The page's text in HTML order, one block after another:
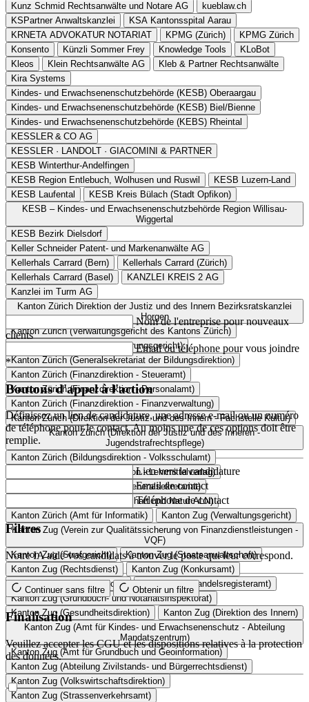
Kunz Schmid Rechtsanwälte und Notare AG
kueblaw.ch
KSPartner Anwaltskanzlei
KSA Kantonsspital Aarau
KRNETA ADVOKATUR NOTARIAT
KPMG (Zürich)
KPMG Zürich
Konsento
Künzli Sommer Frey Knowledge Tools
KLoBot
Kleos
Klein Rechtsanwälte AG
Kleb & Partner Rechtsanwälte
Kira Systems
Kindes- und Erwachsenenschutzbehörde (KESB) Oberaargau
Kindes- und Erwachsenenschutzbehörde (KESB) Biel/Bienne
Kindes- und Erwachsenenschutzbehörde (KEBS) Rheintal
KESSLER & CO AG
KESSLER · LANDOLT · GIACOMINI & PARTNER
KESB Winterthur-Andelfingen
KESB Region Entlebuch, Wolhusen und Ruswil
KESB Luzern-Land
KESB Laufental
KESB Kreis Bülach (Stadt Opfikon)
KESB – Kindes- und Erwachsenenschutzbehörde Region Willisau-
Wiggertal
KESB Bezirk Dielsdorf
Keller Schneider Patent- und Markenanwälte AG
Kellerhals Carrard (Bern)
Kellerhals Carrard (Zürich)
Kellerhals Carrard (Basel)
KANZLEI KREIS 2 AG
Kanzlei im Turm AG
Kanton Zürich Direktion der Justiz und des Innern Bezirksratskanzlei
Horgen
Kanton Zürich (Verwaltungsgericht des Kantons Zürich)
Kanton Zürich (Sozialversicherungsgericht)
Kanton Zürich (Generalsekretariat der Bildungsdirektion)
Kanton Zürich (Finanzdirektion - Steueramt)
Kanton Zürich (Finanzdirektion - Personalamt)
Kanton Zürich (Finanzdirektion - Finanzverwaltung)
Kanton Zürich (Direktion der Justiz und des Innern - Fachstelle Kultur)
Kanton Zürich (Direktion der Justiz und des Inneren -
Jugendstrafrechtspflege)
Kanton Zürich (Bildungsdirektion - Volksschulamt)
Kanton Zürich (Bildungsdirektion - Lehrmittelverlag)
Kanton Zürich (Baudirektion Generalsekretariat)
Kanton Zürich (Amt für Landschaft und Natur ALN)
Kanton Zürich (Amt für Informatik)
Kanton Zug (Verwaltungsgericht)
Kanton Zug (Verein zur Qualitätssicherung von Finanzdienstleistungen -
VQF)
Kanton Zug (Strafgericht)
Kanton Zug (Staatsanwaltschaft)
Kanton Zug (Rechtsdienst)
Kanton Zug (Konkursamt)
Kanton Zug (Kantonsgericht)
Kanton Zug (Handelsregisteramt)
Kanton Zug (Grundbuch- und Notariatsinspektorat)
Kanton Zug (Gesundheitsdirektion)
Kanton Zug (Direktion des Innern)
Kanton Zug (Amt für Kindes- und Erwachsenenschutz - Abteilung
Mandatszentrum)
Kanton Zug (Amt für Grundbuch und Geoinformation)
Kanton Zug (Abteilung Zivilstands- und Bürgerrechtsdienst)
Kanton Zug (Volkswirtschaftsdirektion)
Kanton Zug (Strassenverkehrsamt)
Nom de l'entreprise pour nouveaux
clients
Email ou téléphone pour vous joindre
*
Boutons d'appel à l'action
Définissez un lien de candidature, une adresse e-mail ou un numéro
de téléphone pour le contact. Au moins une de ces options doit être
remplie.
Lien vers la candidature
Email de contact
Téléphone de contact
Filtres
Notre IA aide vos candidats à trouver le poste qui leur correspond.
Continuer sans filtre Obtenir un filtre
Finalisation
Veuillez accepter les CGU et les dispositions relatives à la protection
des données.